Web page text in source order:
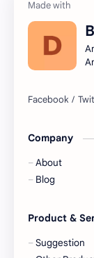
প্রতিবেদন
ভাষণ
সারাংশ ও সারমর্ম
Company
About
Blog
Product &
Suggestion